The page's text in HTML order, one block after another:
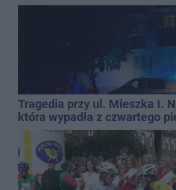
Tragedia przy ul. Mieszka I.
która wypadła z czwartego